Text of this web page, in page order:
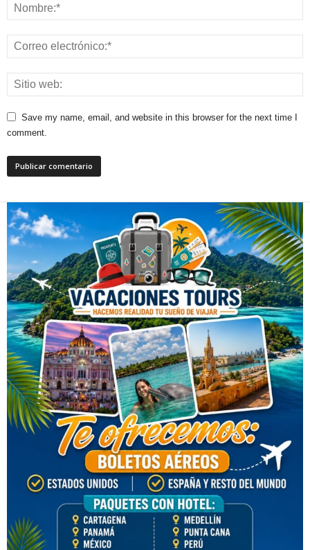
Save my name, email, and website in this browser for the next time I
comment.